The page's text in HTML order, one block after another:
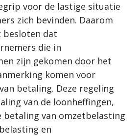
voor de lastige situatie
zich bevinden. Daarom
besloten dat
die in
zijn gekomen door het
komen voor
betaling. Deze regeling
van de loonheffingen,
betaling van omzetbelasting
en